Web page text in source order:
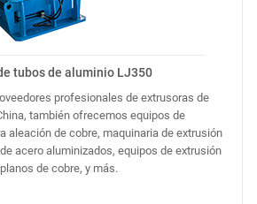
tubos de aluminio LJ350
profesionales de extrusoras de
también ofrecemos equipos de
aleación de cobre, maquinaria de extrusión
acero aluminizados, equipos de extrusión
de cobre, y más.